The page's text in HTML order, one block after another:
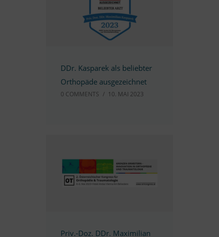
DDr. Kas­pa­rek als be­lieb­ter
Or­tho­päde ausgezeichnet
0 COMM­ENTS / 10. MAI 2023
Priv.-Doz. DDr. Ma­xi­mi­lian